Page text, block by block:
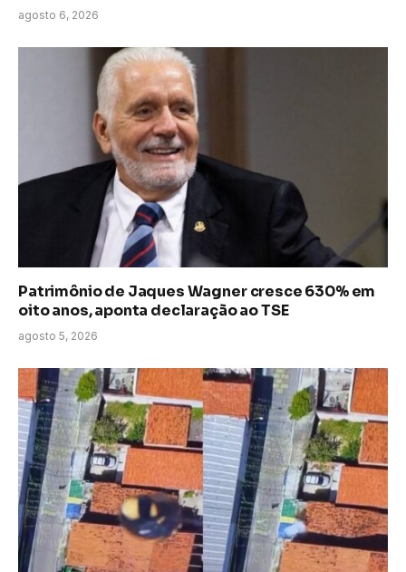
agosto 6, 2026
Patrimônio de Jaques Wagner cresce 630% em
oito anos, aponta declaração ao TSE
agosto 5, 2026